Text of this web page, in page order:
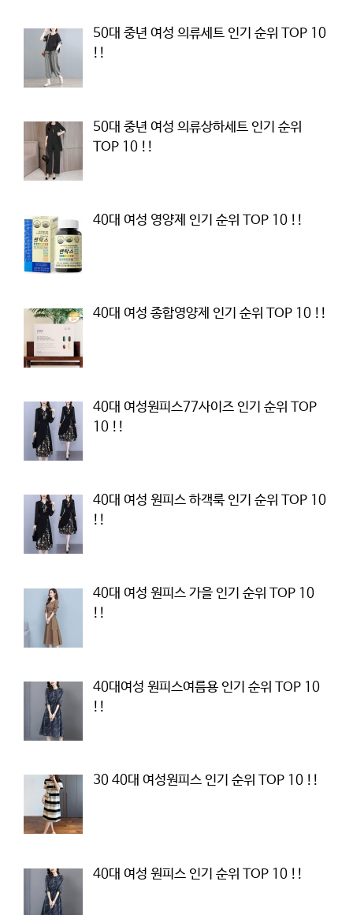
50대 중년 여성 의류세트 인기 순위 TOP 10
!!
50대 중년 여성 의류상하세트 인기 순위
TOP 10 !!
40대 여성 영양제 인기 순위 TOP 10 !!
40대 여성 종합영양제 인기 순위 TOP 10 !!
40대 여성원피스77사이즈 인기 순위 TOP
10 !!
40대 여성 원피스 하객룩 인기 순위 TOP 10
!!
40대 여성 원피스 가을 인기 순위 TOP 10
!!
40대여성 원피스여름용 인기 순위 TOP 10
!!
30 40대 여성원피스 인기 순위 TOP 10 !!
40대 여성 원피스 인기 순위 TOP 10 !!